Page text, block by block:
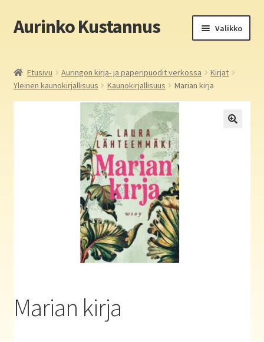
Siirry
navigointiin
Siirry
sisältöön
Aurinko Kustannus Valikko
Yritys
Aurinko Kustannus: kirjat
Auringon kirja- ja paperipuodit verkossa
Etusivu Auringon kirja- ja paperipuodit verkossa
Kirjat
Yleinen kaunokirjallisuus
Kaunokirjallisuus Marian kirja
Marian kirja